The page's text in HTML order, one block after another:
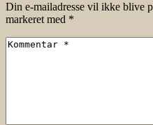
Din e-mailadresse vil ikke blive
markeret med *